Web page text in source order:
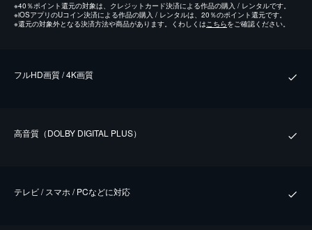
※40％ポイント還元の対象は、クレジットカード決済による作品の購入 / レンタルです。
※iOSアプリのUコイン決済による作品の購入 / レンタルは、20％のポイント還元です。
※還元の対象外となる決済方法や商品があります。くわしくはこちらをご確認ください。
フルHD画質 / 4K画質
⾼⾳質（DOLBY DIGITAL PLUS）
テレビ / スマホ / PCなどに対応